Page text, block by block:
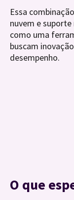
Essa
nuvem e
como uma
buscam
desempenho.
O que